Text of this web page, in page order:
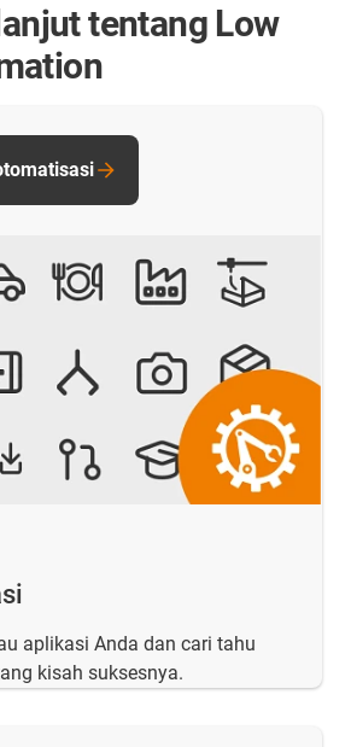
tentang Low
aplikasi Anda dan cari tahu
kisah suksesnya.